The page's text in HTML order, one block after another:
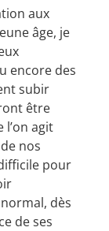
aux
âge, je
encore des
subir
être
agit
nos
pour
dès
de ses